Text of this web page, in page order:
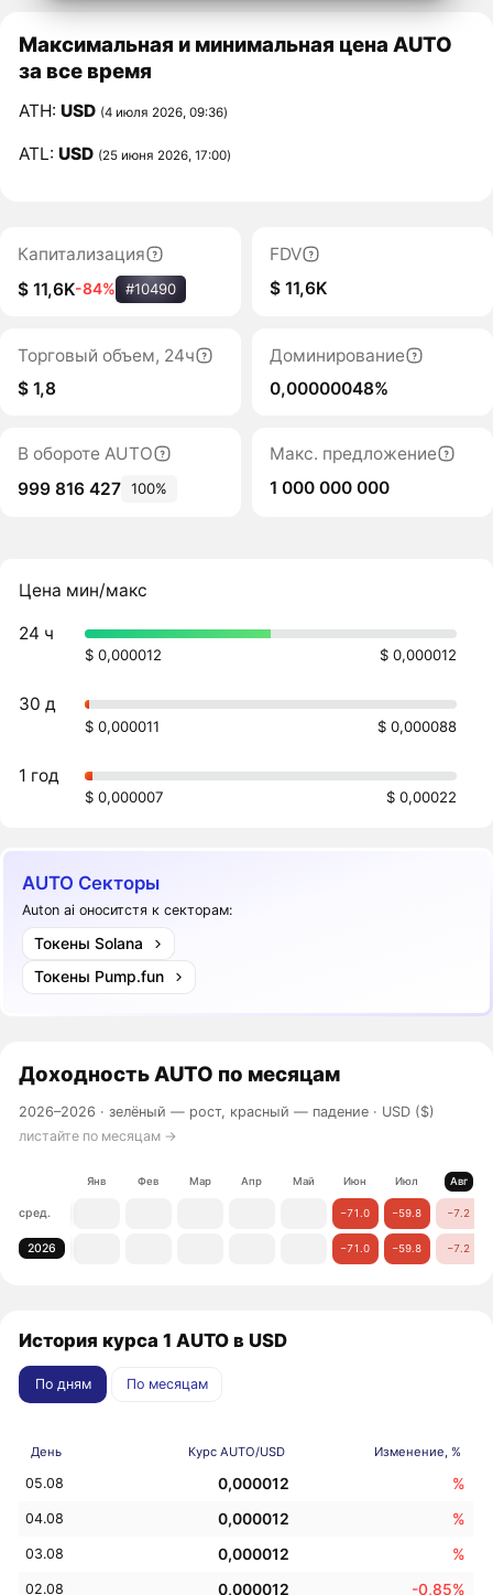
Максимальная и минимальная цена AUTO
за все время
ATH:USD (4 июля 2026, 09:36)
ATL:USD (25 июня 2026, 17:00)
Капитализация
$ 11,6K-84% #10490
FDV
$ 11,6K
Торговый объем, 24ч
$ 1,8
Доминирование
0,00000048%
В обороте AUTO
999 816 427 100%
Макс. предложение
1 000 000 000
Цена мин/макс
24 ч
$ 0,000012 $ 0,000012
30 д
$ 0,000011 $ 0,000088
1 год
$ 0,000007 $ 0,00022
AUTO Секторы
Auton ai оноситстя к секторам:
Токены Solana
Токены Pump.fun
Доходность AUTO по месяцам
2026–2026 ·зелёный — рост, красный — падение · USD ($)
листайте по месяцам →
Янв Фев Мар Апр Май Июн Июл Авг
сред. −71.0 −59.8 −7.2
2026 −71.0 −59.8 −7.2
История курса 1 AUTO в USD
По дням По месяцам
День Курс AUTO/USD Изменение, %
05.08 0,000012 %
04.08 0,000012 %
03.08 0,000012 %
02.08 0,000012 -0,85%